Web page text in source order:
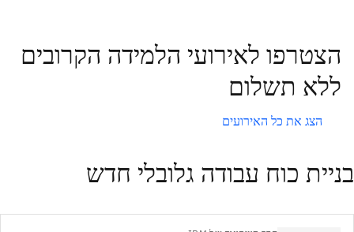
הצטרפו לאירועי הלמידה הקרובים
ללא תשלום
הצג את כל האירועים
בניית כוח עבודה גלובלי חדש